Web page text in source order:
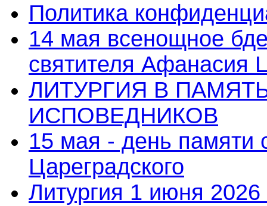
Политика
14 мая всенощное
святителя Афанасия
ЛИТУРГИЯ В
ИСПОВЕДНИКОВ
15 мая - день памяти
Цареградского
Литургия 1 июня 2026